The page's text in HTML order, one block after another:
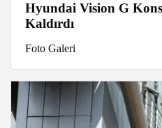
Hyundai Vision G
Kaldırdı
Foto Galeri